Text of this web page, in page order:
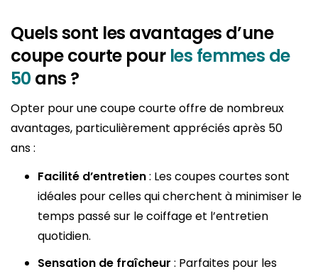
Quels sont les avantages d’une
coupe courte pour les femmes de
50 ans ?
Opter pour une coupe courte offre de nombreux
avantages, particulièrement appréciés après 50
ans :
Facilité d’entretien: Les coupes courtes sont
idéales pour celles qui cherchent à minimiser le
temps passé sur le coiffage et l’entretien
quotidien.
Sensation de fraîcheur : Parfaites pour les